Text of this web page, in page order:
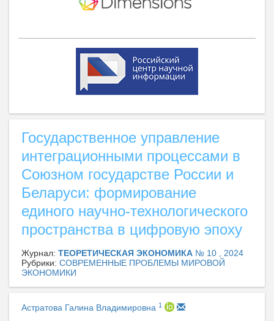
Государственное управление
интеграционными процессами в
Союзном государстве России и
Беларуси: формирование
единого научно-технологического
пространства в цифровую эпоху
Журнал: ТЕОРЕТИЧЕСКАЯ ЭКОНОМИКА № 10 , 2024
Рубрики: СОВРЕМЕННЫЕ ПРОБЛЕМЫ МИРОВОЙ
ЭКОНОМИКИ
Астратова Галина Владимировна 1